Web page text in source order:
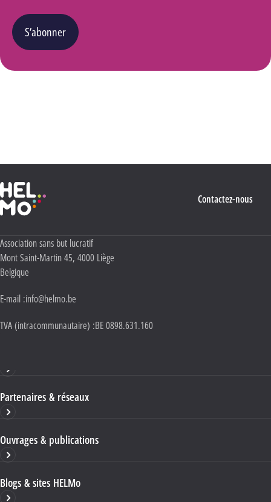
S’abonner
Haute École Libre Mosane
Contactez-nous
Adresse :
Association sans but lucratif
Mont Saint-Martin 45, 4000 Liège
Belgique
E-mail :info@helmo.be
TVA (intracommunautaire) :BE 0898.631.160
Partenaires & réseaux
Ouvrages & publications
Blogs & sites HELMo